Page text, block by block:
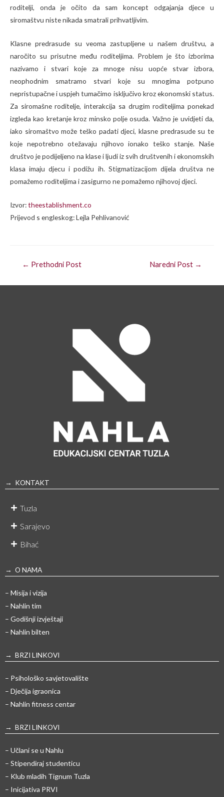
roditelji, onda je očito da sam koncept odgajanja djece u
siromaštvu niste nikada smatrali prihvatljivim.
Klasne predrasude su veoma zastupljene u našem društvu, a
naročito su prisutne među roditeljima. Problem je što izborima
nazivamo i stvari koje za mnoge nisu uopće stvar izbora,
neophodnim smatramo stvari koje su mnogima potpuno
nepristupačne i uspjeh tumačimo isključivo kroz ekonomski status.
Za siromašne roditelje, interakcija sa drugim roditeljima ponekad
izgleda kao kretanje kroz minsko polje osuda. Važno je uvidjeti da,
iako siromaštvo može teško padati djeci, klasne predrasude su te
koje nepotrebno otežavaju njihovo ionako teško stanje. Naše
društvo je podijeljeno na klase i ljudi iz svih društvenih i ekonomskih
klasa imaju djecu i podižu ih. Stigmatizacijom dijela društva ne
pomažemo roditeljima i zasigurno ne pomažemo njihovoj djeci.
Izvor:theestablishment.co
Prijevod s engleskog: Lejla Pehlivanović
← Prethodni Post Naredni Post →
→ KONTAKT
Tuzla
Sarajevo
Bihać
→ O NAMA
– Misija i vizija
– Nahlin tim
– Godišnji izvještaji
– Nahlin bilten
→ BRZI LINKOVI
– Psihološko savjetovalište
– Dječija igraonica
– Nahlin fitness centar
→ BRZI LINKOVI
– Učlani se u Nahlu
– Stipendiraj studenticu
– Klub mladih Tignum Tuzla
– Inicijativa PRVI